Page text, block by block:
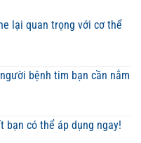
lại quan trọng với cơ thể
bệnh tim bạn cần nắm
bạn có thể áp dụng ngay!